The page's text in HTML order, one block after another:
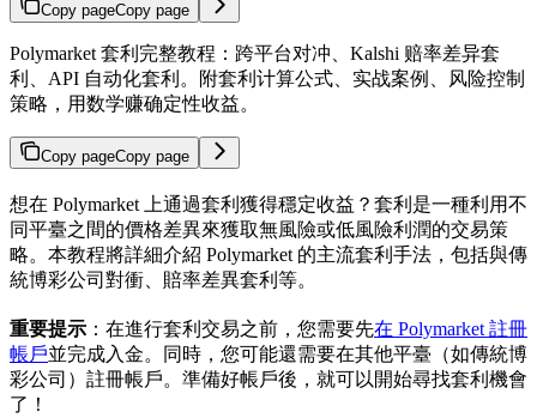
Copy pageCopy page
Polymarket 套利完整教程：跨平台对冲、Kalshi 赔率差异套
利、API 自动化套利。附套利计算公式、实战案例、风险控制
策略，用数学赚确定性收益。
Copy pageCopy page
想在 Polymarket 上通過套利獲得穩定收益？套利是一種利用不
同平臺之間的價格差異來獲取無風險或低風險利潤的交易策
略。本教程將詳細介紹 Polymarket 的主流套利手法，包括與傳
統博彩公司對衝、賠率差異套利等。
重要提示 ：在進行套利交易之前，您需要先在 Polymarket 註冊
帳戶並完成入金。同時，您可能還需要在其他平臺（如傳統博
彩公司）註冊帳戶。準備好帳戶後，就可以開始尋找套利機會
了！